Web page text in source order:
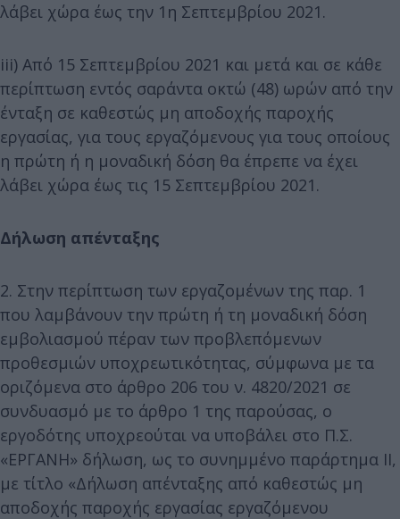
λάβει χώρα έως την 1η Σεπτεμβρίου 2021.
iii) Από 15 Σεπτεμβρίου 2021 και μετά και σε κάθε
περίπτωση εντός σαράντα οκτώ (48) ωρών από την
ένταξη σε καθεστώς μη αποδοχής παροχής
εργασίας, για τους εργαζόμενους για τους οποίους
η πρώτη ή η μοναδική δόση θα έπρεπε να έχει
λάβει χώρα έως τις 15 Σεπτεμβρίου 2021.
Δήλωση απένταξης
2. Στην περίπτωση των εργαζομένων της παρ. 1
που λαμβάνουν την πρώτη ή τη μοναδική δόση
εμβολιασμού πέραν των προβλεπόμενων
προθεσμιών υποχρεωτικότητας, σύμφωνα με τα
οριζόμενα στο άρθρο 206 του ν. 4820/2021 σε
συνδυασμό με το άρθρο 1 της παρούσας, ο
εργοδότης υποχρεούται να υποβάλει στο Π.Σ.
«ΕΡΓΑΝΗ» δήλωση, ως το συνημμένο παράρτημα ΙΙ,
με τίτλο «Δήλωση απένταξης από καθεστώς μη
αποδοχής παροχής εργασίας εργαζόμενου